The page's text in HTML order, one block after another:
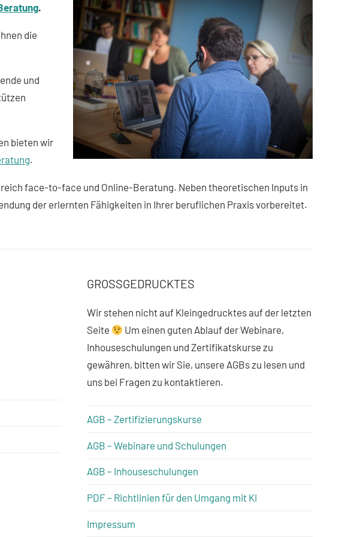
.
die
und
bieten wir
.
face-to-face und Online-Beratung. Neben theoretischen Inputs in
der erlernten Fähigkeiten in Ihrer beruflichen Praxis vorbereitet.
GROSSGEDRUCKTES
Wir stehen nicht auf Kleingedrucktes auf der letzten
Seite
Um einen guten Ablauf der Webinare,
Inhouseschulungen und Zertifikatskurse zu
gewähren, bitten wir Sie, unsere AGBs zu lesen und
uns bei Fragen zu kontaktieren.
AGB – Zertifizierungskurse
AGB – Webinare und Schulungen
AGB – Inhouseschulungen
PDF – Richtlinien für den Umgang mit KI
Impressum